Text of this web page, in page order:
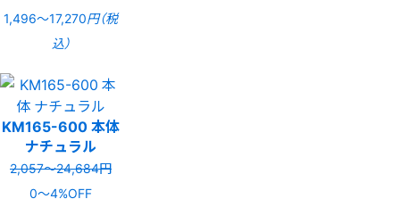
1,496〜17,270円（税
込）
KM165-600 本体
ナチュラル
2,057〜24,684円
0〜4%OFF